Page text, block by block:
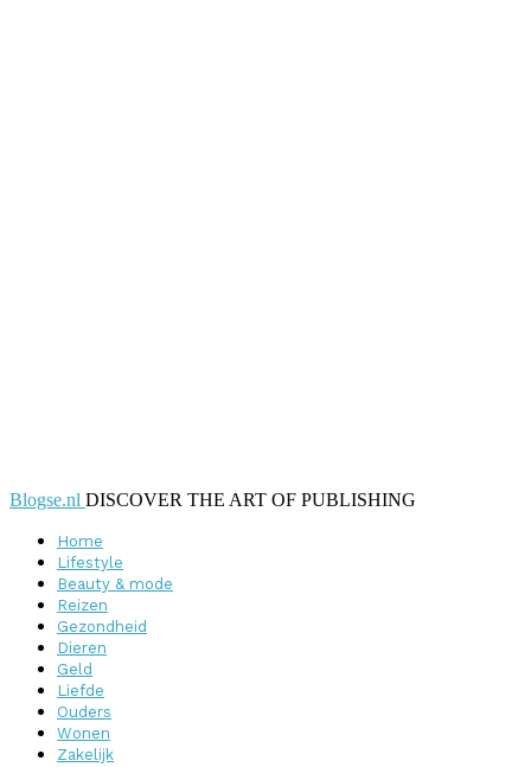
Blogse.nl DISCOVER THE ART OF PUBLISHING
Home
Lifestyle
Beauty & mode
Reizen
Gezondheid
Dieren
Geld
Liefde
Ouders
Wonen
Zakelijk